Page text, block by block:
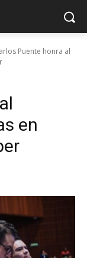
Puente honra al
en